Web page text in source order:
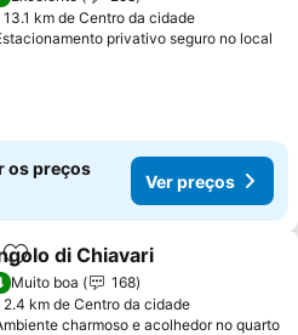
13.1 km de Centro da cidade
privativo seguro no local
os preços
Ver preços
Adicionar aos favoritos
di Chiavari
Muito boa
168
2.4 km de Centro da cidade
charmoso e acolhedor no quarto